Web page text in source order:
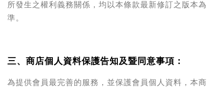
所發生之權利義務關係，均以本條款最新修訂之版本為
準。
三、商店個人資料保護告知及暨同意事項：
為提供會員最完善的服務，並保護會員個人資料，本商